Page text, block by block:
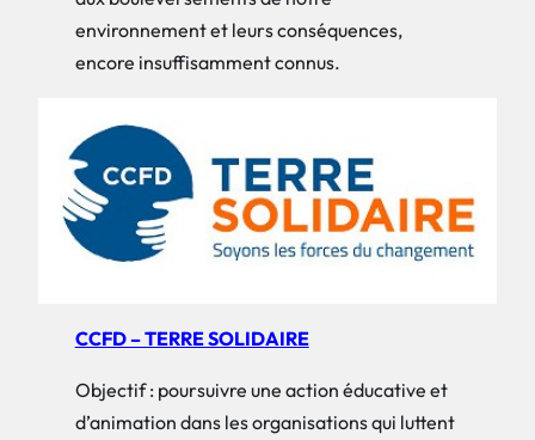
environnement et leurs conséquences,
encore insuffisamment connus.
CCFD – TERRE SOLIDAIRE
Objectif : poursuivre une action éducative et
d’animation dans les organisations qui luttent